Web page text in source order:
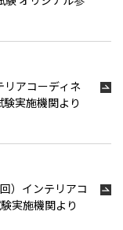
アコーディネ
実施機関より
）インテリアコ
実施機関より